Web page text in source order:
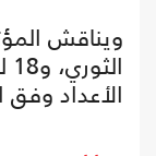
الأعداد وفق